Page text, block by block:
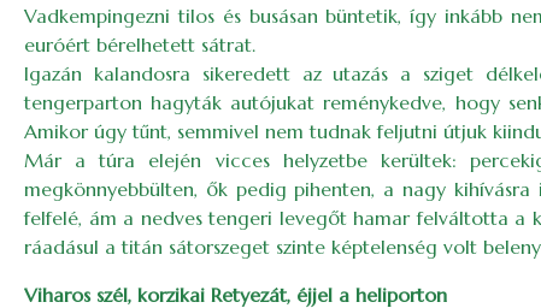
Vadkempingezni tilos és busásan büntetik, így inkább
euróért bérelhetett sátrat.
Igazán kalandosra sikeredett az utazás a sziget
tengerparton hagyták autójukat reménykedve, hogy
Amikor úgy tűnt, semmivel nem tudnak feljutni útjuk
Már a túra elején vicces helyzetbe kerültek:
megkönnyebbülten, ők pedig pihenten, a nagy
felfelé, ám a nedves tengeri levegőt hamar felváltotta a
ráadásul a titán sátorszeget szinte képtelenség volt
Viharos szél, korzikai Retyezát, éjjel a heliporton